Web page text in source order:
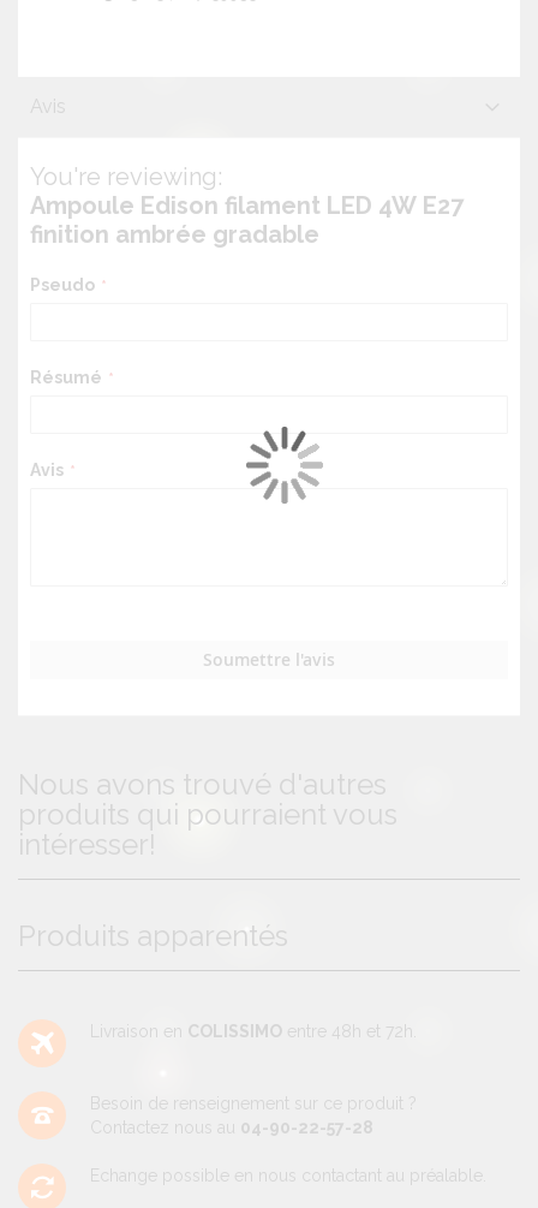
Produits apparentés
Livraison en COLISSIMO entre 48h et 72h.
Besoin de renseignement sur ce produit ?
Contactez nous au 04-90-22-57-28
Echange possible en nous contactant au préalable.
Avis
You're reviewing:
Ampoule Edison filament LED 4W E27
finition ambrée gradable
Pseudo
Résumé
Avis
Soumettre l'avis
Nous avons trouvé d'autres
produits qui pourraient vous
intéresser!